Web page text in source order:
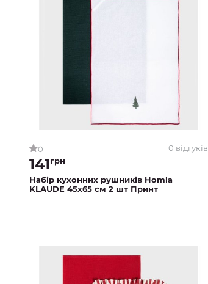
0 0 відгуків
141грн
Набір кухонних рушників Homla
KLAUDE 45x65 см 2 шт Принт